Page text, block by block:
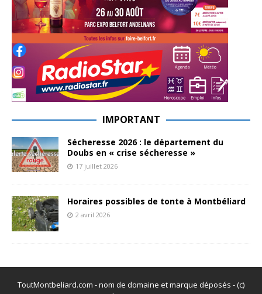
IMPORTANT
Sécheresse 2026 : le département du
Doubs en « crise sécheresse »
17 juillet 2026
Horaires possibles de tonte à Montbéliard
2 avril 2026
ToutMontbeliard.com - nom de domaine et marque déposés - (c)